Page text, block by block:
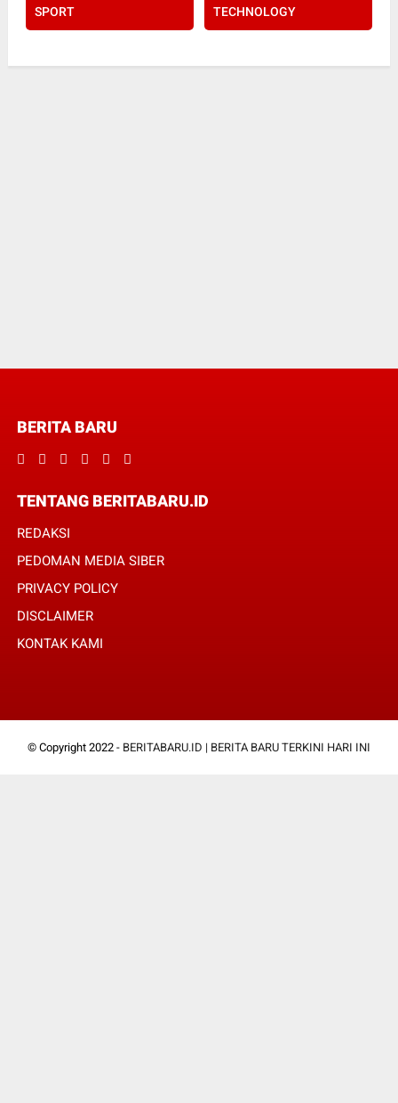
SPORT TECHNOLOGY
BERITA BARU
TENTANG BERITABARU.ID
REDAKSI
PEDOMAN MEDIA SIBER
PRIVACY POLICY
DISCLAIMER
KONTAK KAMI
© Copyright 2022 - BERITABARU.ID | BERITA BARU TERKINI HARI INI